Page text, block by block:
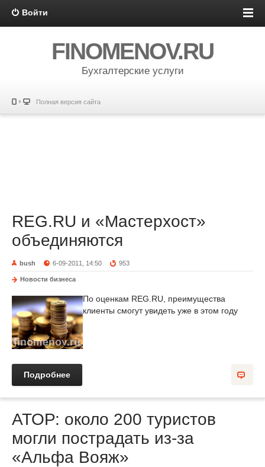
Войти
FINOMENOV.RU
Бухгалтерские услуги
Полная версия сайта
REG.RU и «Мастерхост»
объединяются
bush 6-09-2011, 14:50 953
Новости бизнеса
По оценкам REG.RU, преимущества
клиенты смогут увидеть уже в этом году
Подробнее
АТОР: около 200 туристов
могли пострадать из-за
«Альфа Вояж»